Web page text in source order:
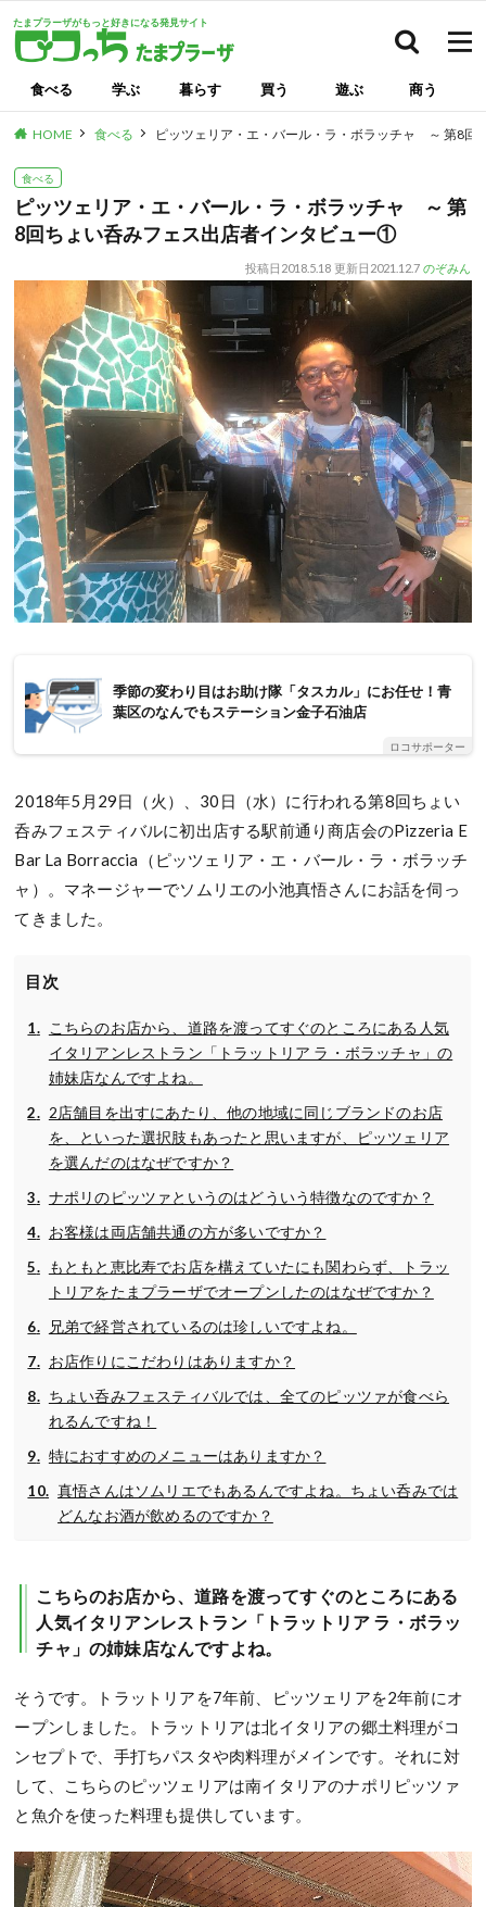
たまプラーザがもっと好きになる発見サイト
食べる 学ぶ 暮らす 買う 遊ぶ 商う
HOME 食べる ピッツェリア・エ・バール・ラ・ボラッチャ ～ 第8
食べる
ピッツェリア・エ・バール・ラ・ボラッチャ ～ 第
8回ちょい呑みフェス出店者インタビュー①
投稿日 2018.5.18 更新日 2021.12.7 のぞみん
季節の変わり目はお助け隊「タスカル」にお任せ！青
葉区のなんでもステーション金子石油店
ロコサポーター
2018年5月29日（火）、30日（水）に行われる第8回ちょい
呑みフェスティバルに初出店する駅前通り商店会のPizzeria E
Bar La Borraccia（ピッツェリア・エ・バール・ラ・ボラッチ
ャ）。マネージャーでソムリエの小池真悟さんにお話を伺っ
てきました。
目次
こちらのお店から、道路を渡ってすぐのところにある人気
イタリアンレストラン「トラットリア ラ・ボラッチャ」の
姉妹店なんですよね。
2店舗目を出すにあたり、他の地域に同じブランドのお店
を、といった選択肢もあったと思いますが、ピッツェリア
を選んだのはなぜですか？
ナポリのピッツァというのはどういう特徴なのですか？
お客様は両店舗共通の方が多いですか？
もともと恵比寿でお店を構えていたにも関わらず、トラッ
トリアをたまプラーザでオープンしたのはなぜですか？
兄弟で経営されているのは珍しいですよね。
お店作りにこだわりはありますか？
ちょい呑みフェスティバルでは、全てのピッツァが食べら
れるんですね！
特におすすめのメニューはありますか？
真悟さんはソムリエでもあるんですよね。ちょい呑みでは
どんなお酒が飲めるのですか？
こちらのお店から、道路を渡ってすぐのところにある
人気イタリアンレストラン「トラットリア ラ・ボラッ
チャ」の姉妹店なんですよね。
そうです。トラットリアを7年前、ピッツェリアを2年前にオ
ープンしました。トラットリアは北イタリアの郷土料理がコ
ンセプトで、手打ちパスタや肉料理がメインです。それに対
して、こちらのピッツェリアは南イタリアのナポリピッツァ
と魚介を使った料理も提供しています。